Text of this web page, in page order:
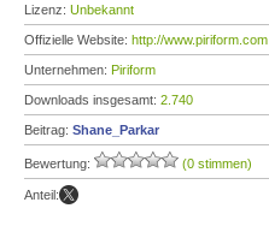
Lizenz: Unbekannt
Offizielle Website: http://www.piriform.com
Unternehmen: Piriform
Downloads insgesamt: 2.740
Beitrag: Shane_Parkar
Bewertung: (0 stimmen)
Anteil: